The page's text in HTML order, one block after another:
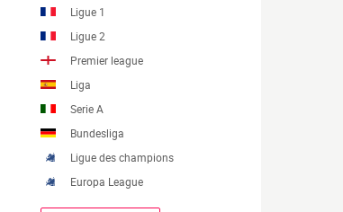
Ligue 1
Ligue 2
Premier league
Liga
Serie A
Bundesliga
Ligue des champions
Europa League